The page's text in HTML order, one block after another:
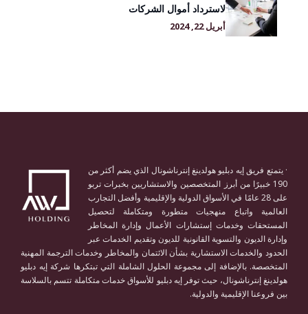
لاسترداد أموال الشركات
أبريل 22, 2024
· يتمتع فريق إيه دبليو هولدينغ إنترناشونال الذي يضم أكثر من
190 خبيرًا من أبرز المتخصصين والاستشاريين بخبرات تربو
على 28 عامًا في الأسواق الدولية والإقليمية وأفضل التجارب
العالمية واتباع منهجيات متطورة ومتكاملة لتحصيل
المستحقات وخدمات إستشارات الأعمال وإدارة المخاطر
وإدارة الديون والتسوية القانونية للديون وتقديم الخدمات عبر
الحدود والخدمات الاستشارية بشأن الائتمان والمخاطر وخدمات الترجمة المهنية
المتخصصة. بالإضافة إلى مجموعة الحلول الشاملة التي تبتكرها شركة إيه دبليو
هولدينغ إنترناشونال، حيث توفر إيه دبليو للأسواق خدمات متكاملة تتسم بالسلاسة
بين فروعنا الإقليمية والدولية.